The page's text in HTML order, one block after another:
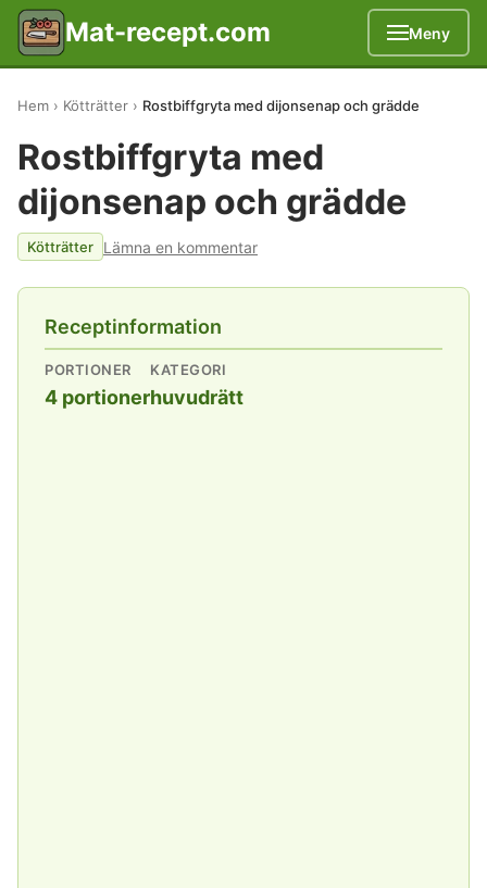
Mat-recept.com Meny
Hem Kötträtter Rostbiffgryta med dijonsenap och grädde
Rostbiffgryta med
dijonsenap och grädde
Kötträtter Lämna en kommentar
Receptinformation
PORTIONER
4 portioner
KATEGORI
huvudrätt